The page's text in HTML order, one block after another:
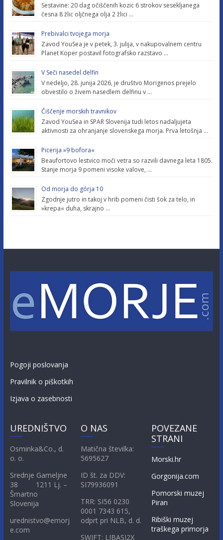
Sestavine: 20 dag očiščenih kozic 6 strokov sesekljanega
česna 8 žlic oljčnega olja 2 žlici …
Prebivalci tvojega morja
Zavod YouSea je v petek, 3. julija, v nakupovalnem centru
Planet Koper postavil fotografsko razstavo …
V Seči nasedel delfin
V nedeljo, 28. junija 2026, je društvo Morigenos prejelo
obvestilo o živem nasedlem delfinu v …
Čiščenje morskih travnikov
Zavod YouSea in SPAR Slovenija tudi letos nadaljujeta
aktivnosti za ohranjanje slovenskega morja. Prva letošnja …
Picerija »9 bofora«
Beaufortovo lestvico moči vetra so razvili davnega leta 1805.
Stanje morja 9 pomeni visoke valove, …
Od morja do górja 10
Zgodnje jutro in takoj v hrib pomeni čisti šok za telo, in
»krepa« duha, skrajno …
Pogoji poslovanja
Pravilnik o piškotkih
Izjava o zasebnosti
UREDNIŠTVO
Osminka&Co., d.
o. o.
Srednje Gameljne
38 1211 Lj. –
Šmartno
Slovenija
urednistvo@emorj
e.com
O NAS
Matična številka:
5695627
ID št. za DDV:
SI79936091
TRR: SI56 0230
0001 7343 615,
odprt pri NLB, d. d.
SWIFT: LJBASI2X
POVEZANE
STRANI
Morski.hr
Gorgonija.com
Pomorski muzej
Piran
Ribiški muzej
traškega primorja